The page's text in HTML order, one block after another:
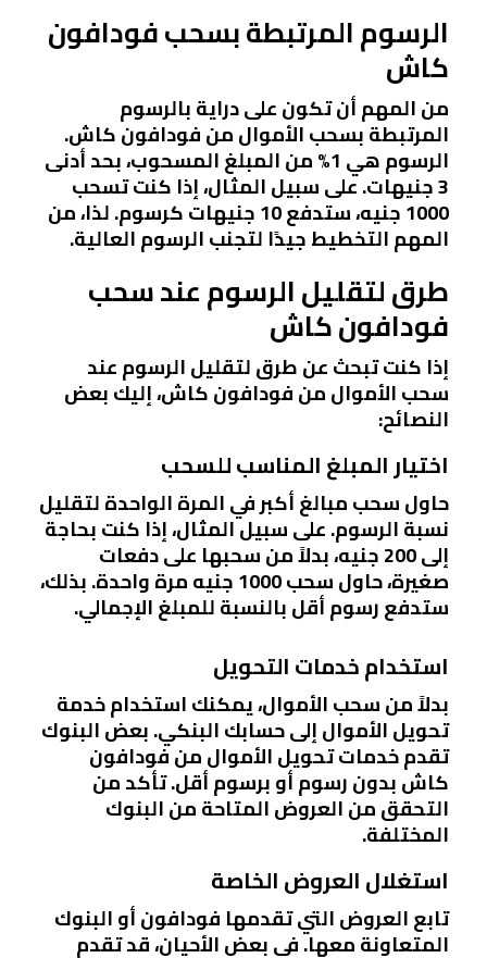
الرسوم المرتبطة بسحب فودافون
كاش
من المهم أن تكون على دراية بالرسوم
المرتبطة بسحب الأموال من فودافون كاش.
الرسوم هي 1% من المبلغ المسحوب، بحد أدنى
3 جنيهات. على سبيل المثال، إذا كنت تسحب
1000 جنيه، ستدفع 10 جنيهات كرسوم. لذا، من
المهم التخطيط جيدًا لتجنب الرسوم العالية.
طرق لتقليل الرسوم عند سحب
فودافون كاش
إذا كنت تبحث عن طرق لتقليل الرسوم عند
سحب الأموال من فودافون كاش، إليك بعض
النصائح:
اختيار المبلغ المناسب للسحب
حاول سحب مبالغ أكبر في المرة الواحدة لتقليل
نسبة الرسوم. على سبيل المثال، إذا كنت بحاجة
إلى 200 جنيه، بدلاً من سحبها على دفعات
صغيرة، حاول سحب 1000 جنيه مرة واحدة. بذلك،
ستدفع رسوم أقل بالنسبة للمبلغ الإجمالي.
استخدام خدمات التحويل
بدلاً من سحب الأموال، يمكنك استخدام خدمة
تحويل الأموال إلى حسابك البنكي. بعض البنوك
تقدم خدمات تحويل الأموال من فودافون
كاش بدون رسوم أو برسوم أقل. تأكد من
التحقق من العروض المتاحة من البنوك
المختلفة.
استغلال العروض الخاصة
تابع العروض التي تقدمها فودافون أو البنوك
المتعاونة معها. في بعض الأحيان، قد تقدم